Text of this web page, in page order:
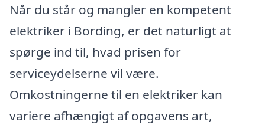
Når du står og mangler en kompetent
elektriker i Bording, er det naturligt at
spørge ind til, hvad prisen for
serviceydelserne vil være.
Omkostningerne til en elektriker kan
variere afhængigt af opgavens art,